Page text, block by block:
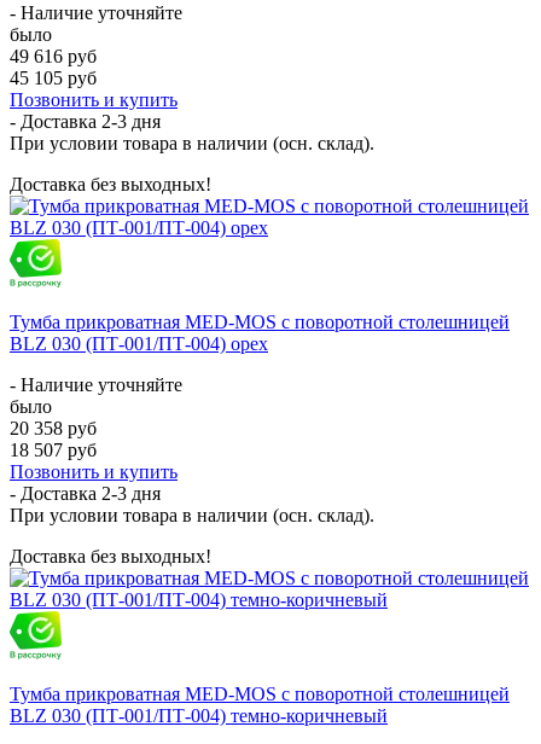
- Наличие уточняйте
было
49 616 руб
45 105 руб
Позвонить и купить
- Доставка 2-3 дня
При условии товара в наличии (осн. склад).
Доставка без выходных!
Тумба прикроватная MED-MOS с поворотной столешницей
BLZ 030 (ПТ-001/ПТ-004) орех
- Наличие уточняйте
было
20 358 руб
18 507 руб
Позвонить и купить
- Доставка 2-3 дня
При условии товара в наличии (осн. склад).
Доставка без выходных!
Тумба прикроватная MED-MOS с поворотной столешницей
BLZ 030 (ПТ-001/ПТ-004) темно-коричневый